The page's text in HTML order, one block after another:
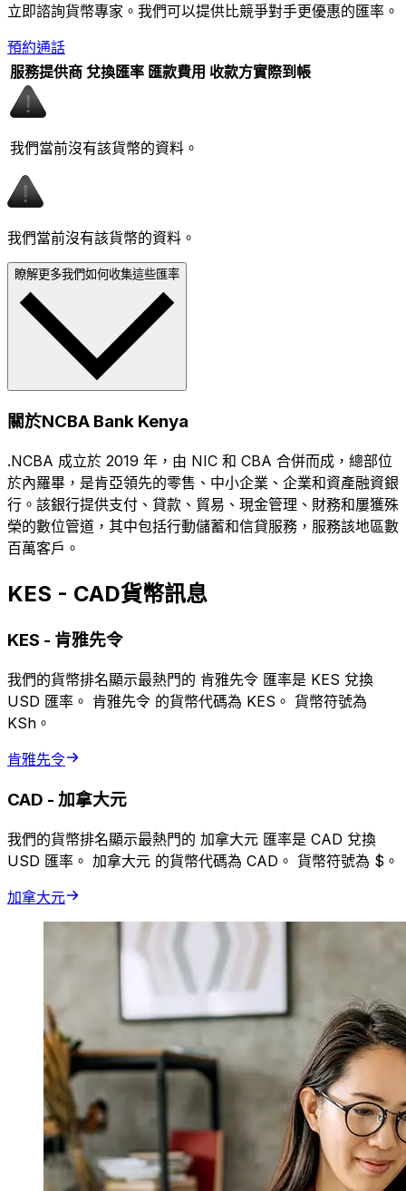
立即諮詢貨幣專家。 我們可以提供比競爭對手更優惠的匯率。
預約通話
服務提供商 兌換匯率 匯款費用 收款方實際到帳
我們當前沒有該貨幣的資料。
我們當前沒有該貨幣的資料。
瞭解更多我們如何收集這些匯率
關於NCBA Bank Kenya
.NCBA 成立於 2019 年，由 NIC 和 CBA 合併而成，總部位
於內羅畢，是肯亞領先的零售、中小企業、企業和資產融資銀
行。該銀行提供支付、貸款、貿易、現金管理、財務和屢獲殊
榮的數位管道，其中包括行動儲蓄和信貸服務，服務該地區數
百萬客戶。
KES - CAD貨幣訊息
KES - 肯雅先令
我們的貨幣排名顯示最熱門的 肯雅先令 匯率是 KES 兌換
USD 匯率。 肯雅先令 的貨幣代碼為 KES。 貨幣符號為
KSh。
肯雅先令
CAD - 加拿大元
我們的貨幣排名顯示最熱門的 加拿大元 匯率是 CAD 兌換
USD 匯率。 加拿大元 的貨幣代碼為 CAD。 貨幣符號為 $。
加拿大元